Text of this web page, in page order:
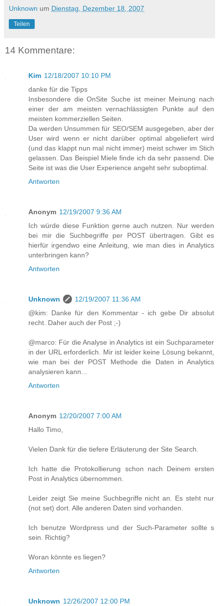
Unknown um Dienstag, Dezember 18, 2007
Teilen
14 Kommentare:
Kim 12/18/2007 10:10 PM
danke für die Tipps
Insbesondere die OnSite Suche ist meiner Meinung nach
einer der am meisten vernachlässigten Punkte auf den
meisten kommerziellen Seiten.
Da werden Unsummen für SEO/SEM ausgegeben, aber der
User wird wenn er nicht darüber optimal abgeliefert wird
(und das klappt nun mal nicht immer) meist schwer im Stich
gelassen. Das Beispiel Miele finde ich da sehr passend. Die
Seite ist was die User Experience angeht sehr suboptimal.
Antworten
Anonym 12/19/2007 9:36 AM
Ich würde diese Funktion gerne auch nutzen. Nur werden
bei mir die Suchbegriffe per POST übertragen. Gibt es
hierfür irgendwo eine Anleitung, wie man dies in Analytics
unterbringen kann?
Antworten
Unknown
12/19/2007 11:36 AM
@kim: Danke für den Kommentar - ich gebe Dir absolut
recht. Daher auch der Post ;-)
@marco: Für die Analyse in Analytics ist ein Suchparameter
in der URL erforderlich. Mir ist leider keine Lösung bekannt,
wie man bei der POST Methode die Daten in Analytics
analysieren kann...
Antworten
Anonym 12/20/2007 7:00 AM
Hallo Timo,
Vielen Dank für die tiefere Erläuterung der Site Search.
Ich hatte die Protokollierung schon nach Deinem ersten
Post in Analytics übernommen.
Leider zeigt Sie meine Suchbegriffe nicht an. Es steht nur
(not set) dort. Alle anderen Daten sind vorhanden.
Ich benutze Wordpress und der Such-Parameter sollte s
sein. Richtig?
Woran könnte es liegen?
Antworten
Unknown 12/26/2007 12:00 PM